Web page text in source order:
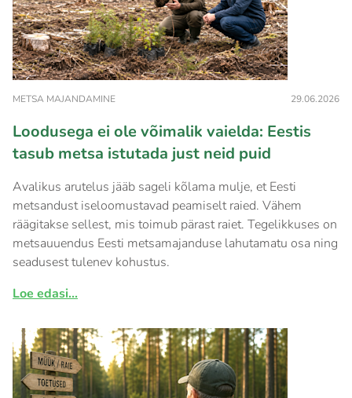
METSA MAJANDAMINE 29.06.2026
Loodusega ei ole võimalik vaielda: Eestis
tasub metsa istutada just neid puid
Avalikus arutelus jääb sageli kõlama mulje, et Eesti
metsandust iseloomustavad peamiselt raied. Vähem
räägitakse sellest, mis toimub pärast raiet. Tegelikkuses on
metsauuendus Eesti metsamajanduse lahutamatu osa ning
seadusest tulenev kohustus.
Loe edasi...